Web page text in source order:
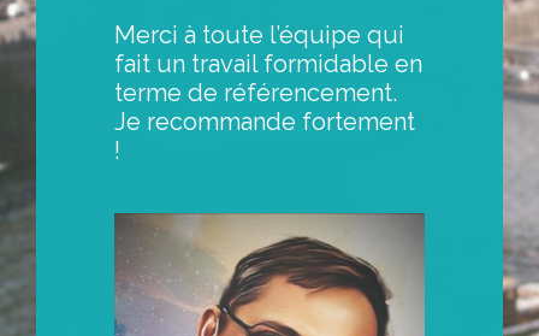
Merci à toute l’équipe qui
fait un travail formidable en
terme de référencement.
Je recommande fortement
!